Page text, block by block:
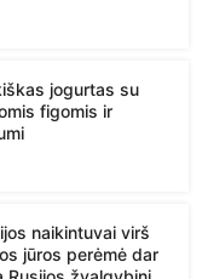
jogurtas su
figomis ir
naikintuvai virš
jūros perėmė dar